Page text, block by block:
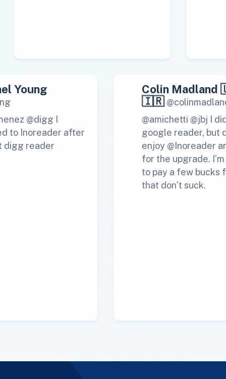
Young
@digg I
to Inoreader after
digg reader
Colin
🇮🇷
@amichetti @jbj I
google reader, but
enjoy @Inoreader
for the upgrade.
to pay a few bucks
that don’t suck.